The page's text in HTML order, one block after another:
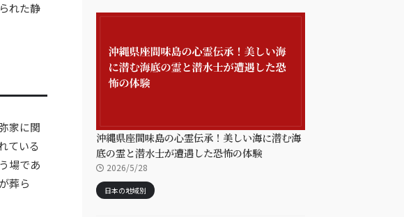
れた静
家に関
ている
場であ
葬ら
沖縄県座間味島の心霊伝承！美しい海に潜む海
底の霊と潜水士が遭遇した恐怖の体験
2026/5/28
日本の地域別